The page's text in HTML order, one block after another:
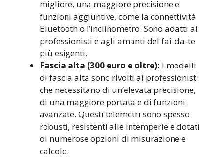
migliore, una maggiore precisione e
funzioni aggiuntive, come la connettività
Bluetooth o l’inclinometro. Sono adatti ai
professionisti e agli amanti del fai-da-te
più esigenti.
Fascia alta (300 euro e oltre): I modelli
di fascia alta sono rivolti ai professionisti
che necessitano di un’elevata precisione,
di una maggiore portata e di funzioni
avanzate. Questi telemetri sono spesso
robusti, resistenti alle intemperie e dotati
di numerose opzioni di misurazione e
calcolo.